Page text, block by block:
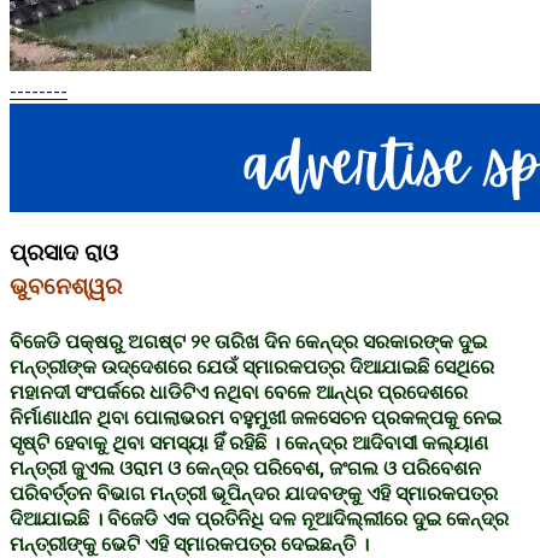
--------
ପ୍ରସାଦ ରାଓ
ଭୁବନେଶ୍ୱର
ବିଜେଡି ପକ୍ଷରୁ ଅଗଷ୍ଟ ୨୧ ତାରିଖ ଦିନ କେନ୍ଦ୍ର ସରକାରଙ୍କ ଦୁଇ
ମନ୍ତ୍ରୀଙ୍କ ଉଦ୍ଦେଶରେ ଯେଉଁ ସ୍ମାରକପତ୍ର ଦିଆଯାଇଛି ସେଥିରେ
ମହାନଦୀ ସଂପର୍କରେ ଧାଡିଟିଏ ନଥିବା ବେଳେ ଆନ୍ଧ୍ର ପ୍ରଦେଶରେ
ନିର୍ମାଣାଧୀନ ଥିବା ପୋଲାଭରମ ବହୁମୁଖୀ ଜଳସେଚନ ପ୍ରକଳ୍ପକୁ ନେଇ
ସୃଷ୍ଟି ହେବାକୁ ଥିବା ସମସ୍ୟା ହିଁ ରହିଛି । କେନ୍ଦ୍ର ଆଦିବାସୀ କଲ୍ୟାଣ
ମନ୍ତ୍ରୀ ଜୁଏଲ ଓରାମ ଓ କେନ୍ଦ୍ର ପରିବେଶ, ଜଂଗଲ ଓ ପରିବେଶନ
ପରିବର୍ତ୍ତନ ବିଭାଗ ମନ୍ତ୍ରୀ ଭୂପିନ୍ଦର ଯାଦବଙ୍କୁ ଏହି ସ୍ମାରକପତ୍ର
ଦିଆଯାଇଛି । ବିଜେଡି ଏକ ପ୍ରତିନିଧି ଦଳ ନୂଆଦିଲ୍ଲୀରେ ଦୁଇ କେନ୍ଦ୍ର
ମନ୍ତ୍ରୀଙ୍କୁ ଭେଟି ଏହି ସ୍ମାରକପତ୍ର ଦେଇଛନ୍ତି ।